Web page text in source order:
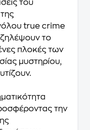
του
true crime
το
πλοκές των
μυστηρίου,
την